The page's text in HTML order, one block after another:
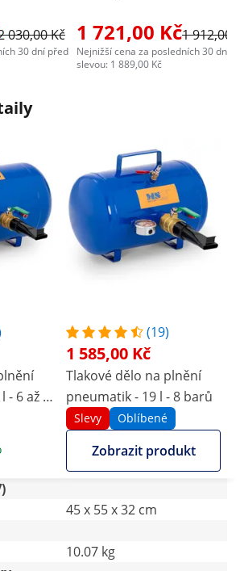
030,00 Kč
30 dní před
1 721,00 Kč1 912,00
Nejnižší cena za posledních 30 dní
slevou: 1 889,00 Kč
- 6 až 8
(19)
1 585,00 Kč
Tlakové dělo na plnění
pneumatik - 19 l - 8 barů
Slevy Oblíbené
Zobrazit produkt
45 x 55 x 32 cm
10.07 kg